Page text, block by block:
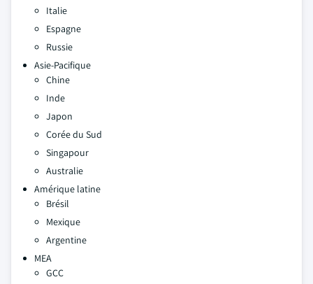
Italie
Espagne
Russie
Asie-Pacifique
Chine
Inde
Japon
Corée du Sud
Singapour
Australie
Amérique latine
Brésil
Mexique
Argentine
MEA
GCC